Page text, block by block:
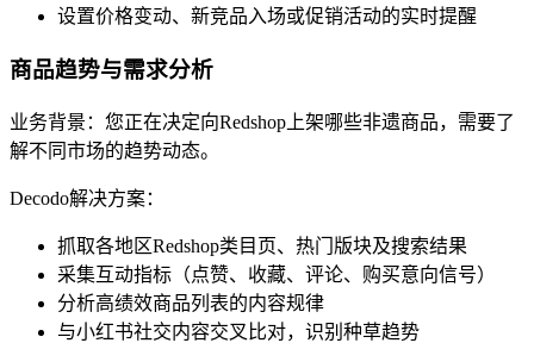
设置价格变动、新竞品入场或促销活动的实时提醒
商品趋势与需求分析
业务背景：您正在决定向Redshop上架哪些非遗商品，需要了
解不同市场的趋势动态。
Decodo解决方案：
抓取各地区Redshop类目页、热门版块及搜索结果
采集互动指标（点赞、收藏、评论、购买意向信号）
分析高绩效商品列表的内容规律
与小红书社交内容交叉比对，识别种草趋势